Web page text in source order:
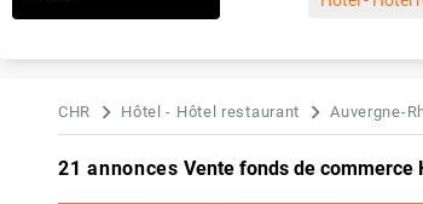
CHR Hôtel - Hôtel restaurant Auvergne-
21 annoncesVente fonds de commerce